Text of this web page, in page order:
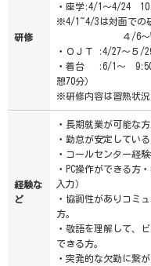
研修
・座学:4/1～4/24
※4/1~4/3は対面での
４/6～WEB研修
・ＯＪＴ :4/27～
・着台 :6/1～
憩70分）
※研修内容は習熟状
経験な
ど
・長期就業が可能な
・勤怠が安定している
・コールセンター経
・PC操作ができる方
入力）
・協調性がありコミ
方。
・敬語を理解して、
できる方。
・突発的な欠勤に繋